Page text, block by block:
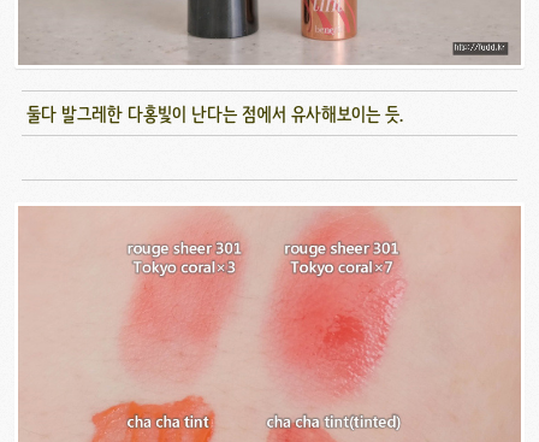
둘다 발그레한 다홍빛이 난다는 점에서 유사해보이는 듯.